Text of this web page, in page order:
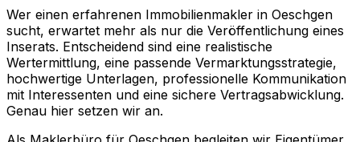
Wer einen erfahrenen Immobilienmakler in Oeschgen
sucht, erwartet mehr als nur die Veröffentlichung eines
Inserats. Entscheidend sind eine realistische
Wertermittlung, eine passende Vermarktungsstrategie,
hochwertige Unterlagen, professionelle Kommunikation
mit Interessenten und eine sichere Vertragsabwicklung.
Genau hier setzen wir an.